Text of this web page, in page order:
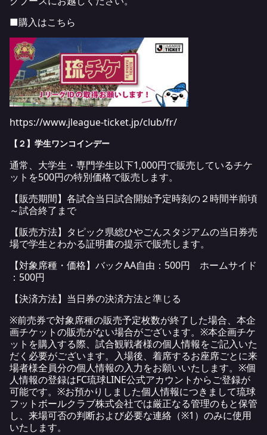
■購入はこちら
https://www.jleague-ticket.jp/club/fr/
【２】学生ワンコインデー
通常、大学生・専門学生以下1,000円で販売しているチケ
ットを500円の特別価格で販売します。
【販売期間】各試合当日試合開始予定時刻の２時間半前頃
～試合終了まで
【販売方法】タピック県総ひやごんスタジアムの当日券売
場で学生とわかる証明書の提示で販売します。
【対象席種・価格】バックAA自由：500円 ホームサイド
：500円
【決済方法】当日券の決済方法と準じる
※前売券で対象席種の販売予定枚数が終了した場合、本企
画チケットの販売がない場合がございます。※本企画チケ
ットを購入する際、試合観戦者様の個人情報をご記入いた
だく必要がございます。入場後、着席するお座席ごとに来
場者様全員分の個人情報の入力をお願いいたします。※個
人情報の登録はFC琉球LINE公式アカウントからご登録が
可能です。※お預かりしました個人情報につきまして琉球
フットボールクラブ株式会社では厳正なる管理のもと保管
し、来場可否の判断および必要な連絡（※1）のみに使用
いたします。